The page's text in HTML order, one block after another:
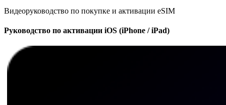
Видеоруководство по покупке и активации eSIM
Руководство по активации iOS (iPhone / iPad)